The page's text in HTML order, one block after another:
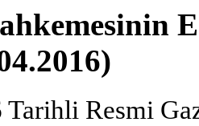
Tarihli Resmi